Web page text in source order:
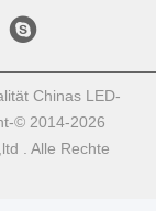
Chinas LED-
© 2014-2026
. Alle Rechte